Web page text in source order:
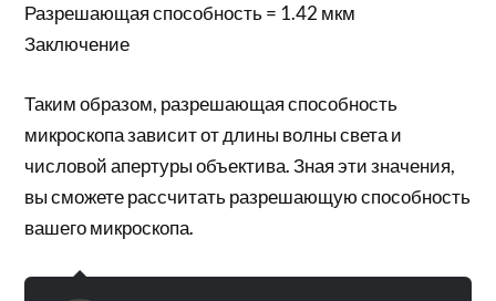
Разрешающая способность = 1.42 мкм
Заключение
Таким образом, разрешающая способность
микроскопа зависит от длины волны света и
числовой апертуры объектива. Зная эти значения,
вы сможете рассчитать разрешающую способность
вашего микроскопа.